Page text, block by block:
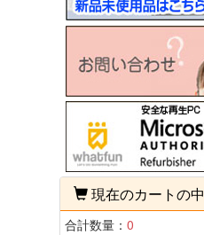
現在のカートの中
合計数量： 0